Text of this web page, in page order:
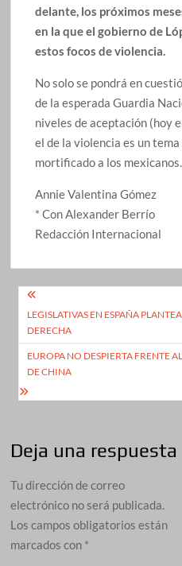
delante, los próximos
en la que el gobierno de
estos focos de violencia.
No solo se pondrá en
de la esperada Guardia
niveles de aceptación (hoy
el de la violencia es un tema
mortificado a los mexicanos.
Annie Valentina Gómez
* Con Alexander Berrío
Redacción Internacional
Navegación
de
entradas
LEGISLATIVAS EN ESPAÑA
DERECHA
EUROPA NO DESPIERTA FRENTE
DE CHINA
Deja una respuesta
Tu dirección de correo
electrónico no será publicada.
Los campos obligatorios están
marcados con *